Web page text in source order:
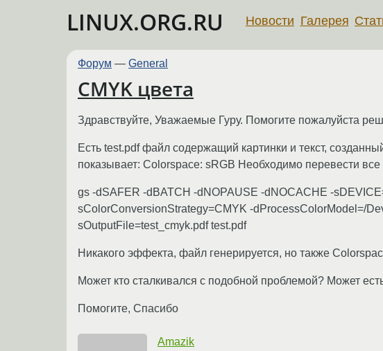
LINUX.ORG.RU Новости Галерея
Форум — General
CMYK цвета
Здравствуйте, Уважаемые Гуру. Помогите пожалуйста
Есть test.pdf файл содержащий картинки и текст,
показывает: Colorspace: sRGB Необходимо перевести
gs -dSAFER -dBATCH -dNOPAUSE -dNOCACHE -
sColorConversionStrategy=CMYK -dProcessColorModel=/
sOutputFile=test_cmyk.pdf test.pdf
Никакого эффекта, файл генерируется, но также
Может кто сталкивался с подобной проблемой? Может
Помогите, Спасибо
Amazik